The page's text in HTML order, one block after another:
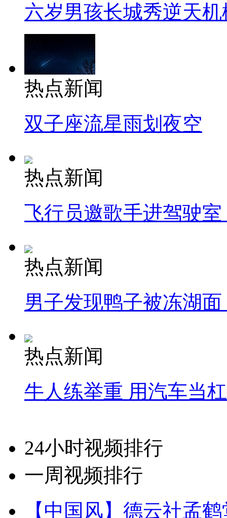
六岁男孩长城秀逆天机
热点新闻
双子座流星雨划夜空
热点新闻
飞行员邀歌手进驾驶
热点新闻
男子发现鸭子被冻湖
热点新闻
牛人练举重 用汽车当
24小时视频排行
一周视频排行
【中国风】德云社孟